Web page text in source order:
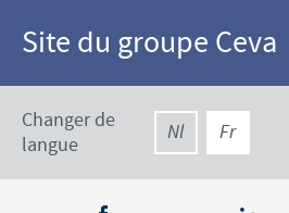
Site du groupe Ceva
Changer de
langue
Nl Fr